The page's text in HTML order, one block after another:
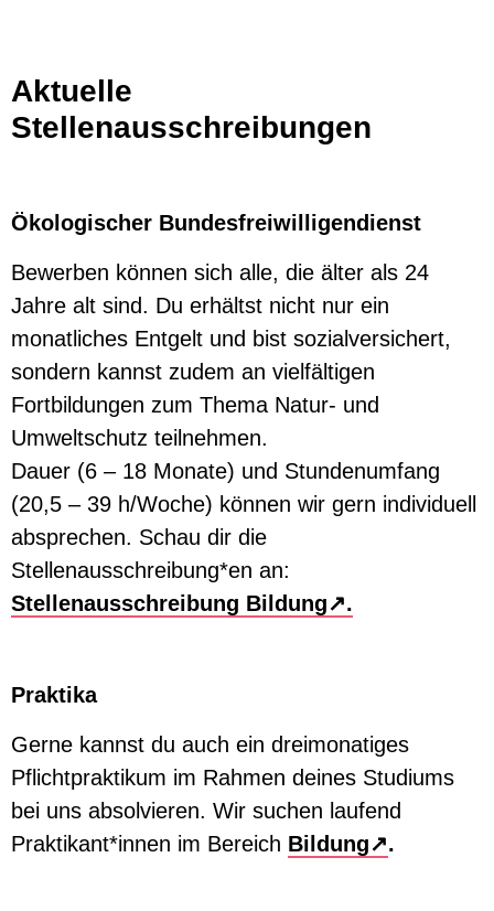
Aktuelle
Stellenausschreibungen
Ökologischer Bundesfreiwilligendienst
Bewerben können sich alle, die älter als 24
Jahre alt sind. Du erhältst nicht nur ein
monatliches Entgelt und bist sozialversichert,
sondern kannst zudem an vielfältigen
Fortbildungen zum Thema Natur- und
Umweltschutz teilnehmen.
Dauer (6 – 18 Monate) und Stundenumfang
(20,5 – 39 h/Woche) können wir gern individuell
absprechen. Schau dir die
Stellenausschreibung*en an:
Stellenausschreibung Bildung↗.
Praktika
Gerne kannst du auch ein dreimonatiges
Pflichtpraktikum im Rahmen deines Studiums
bei uns absolvieren. Wir suchen laufend
Praktikant*innen im Bereich Bildung↗.